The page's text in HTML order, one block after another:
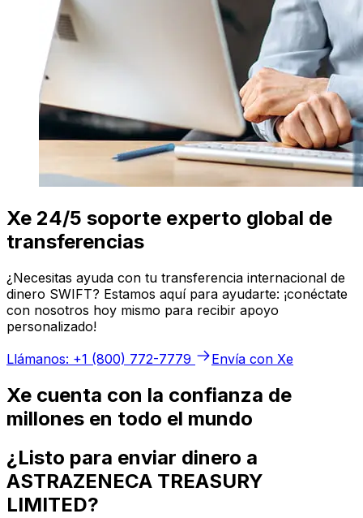
Xe 24/5 soporte experto global de
transferencias
¿Necesitas ayuda con tu transferencia internacional de
dinero SWIFT? Estamos aquí para ayudarte: ¡conéctate
con nosotros hoy mismo para recibir apoyo
personalizado!
Llámanos: +1 (800) 772-7779
Envía con Xe
Xe cuenta con la confianza de
millones en todo el mundo
¿Listo para enviar dinero a
ASTRAZENECA TREASURY
LIMITED?